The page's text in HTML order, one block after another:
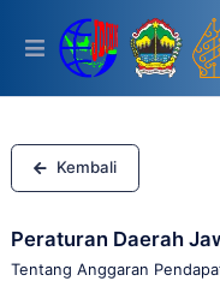
This
includes
accessibility
system.
Kembali
Peraturan Daerah
Tentang Anggaran